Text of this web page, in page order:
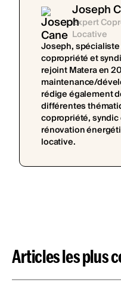
Joseph
Expert
Locative
Joseph,
copropriété et
rejoint Matera en
maintenance/
rédige également
différentes
copropriété,
rénovation
locative.
Articles les plus